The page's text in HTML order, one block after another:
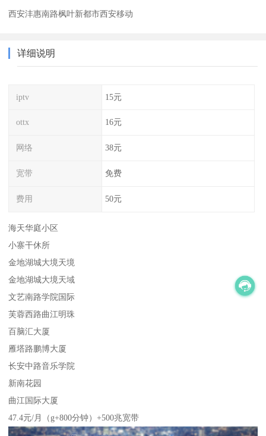
西安沣惠南路枫叶新都市西安移动
详细说明
iptv 15元
ottx 16元
网络 38元
宽带 免费
费用 50元
海天华庭小区
小寨干休所
金地湖城大境天境
金地湖城大境天域
文艺南路学院国际
芙蓉西路曲江明珠
百脑汇大厦
雁塔路鹏博大厦
长安中路音乐学院
新南花园
曲江国际大厦
47.4元/月（g+800分钟）+500兆宽带